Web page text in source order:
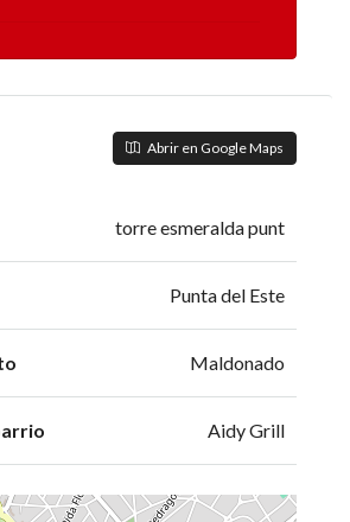
Abrir en Google Maps
torre esmeralda punt
Punta del Este
Maldonado
Aidy Grill